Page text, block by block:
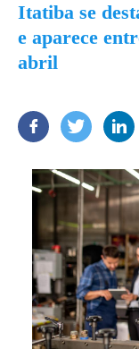
Itatiba se
e aparece
abril